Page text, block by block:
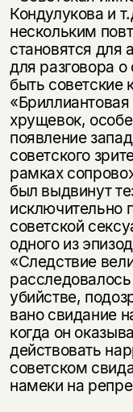
Кондулукова и
нескольким
стано­вятся для
для разговора о
быть
хрущевок,
появление
советского
рамках
был выдвинут
исключительно
советской
одного из
«Следствие
убийстве,
вано свидание
когда он
действовать
советском
намеки на